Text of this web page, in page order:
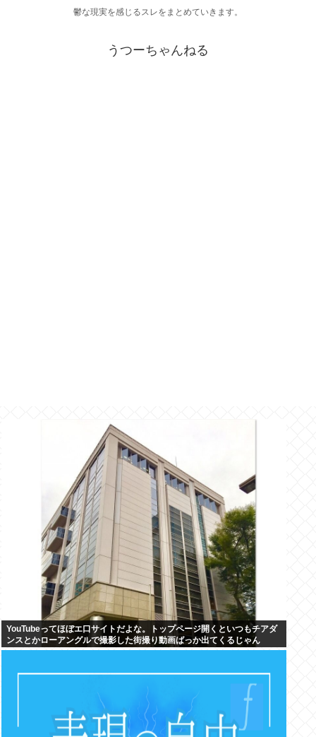
鬱な現実を感じるスレをまとめていきます。
うつーちゃんねる
YouTubeってほぼエ口サイトだよな。トップページ開くといつもチアダ
ンスとかローアングルで撮影した街撮り動画ばっか出てくるじゃん